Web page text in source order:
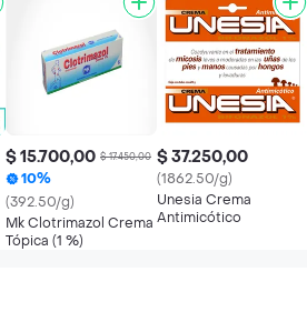
$ 15.700,00 $ 17.450,00
10%
(392.50/g)
Mk Clotrimazol Crema
Tópica (1 %)
$ 37.250,00
(1862.50/g)
Unesia Crema
Antimicótico